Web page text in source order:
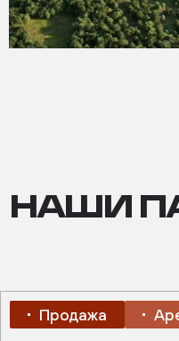
НАШИ
Продажа